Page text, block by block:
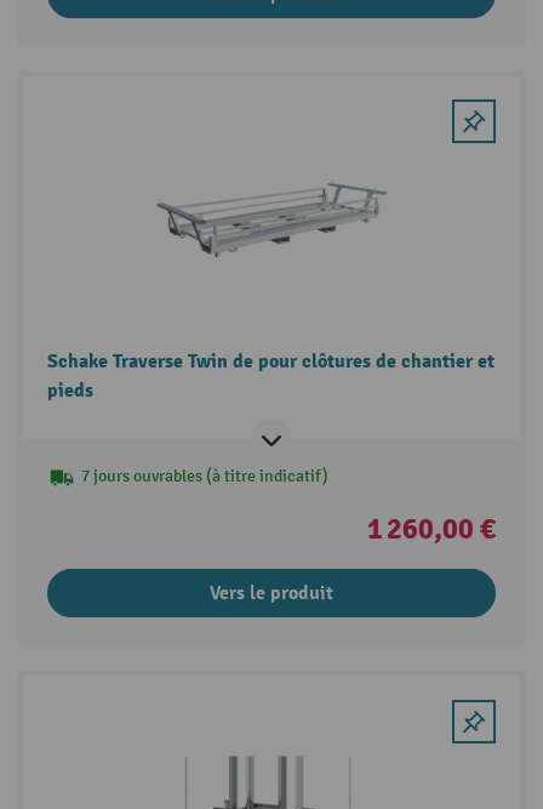
Schake Traverse Twin de pour clôtures de chantier et
pieds
7 jours ouvrables (à titre indicatif)
1 260,00 €
Vers le produit